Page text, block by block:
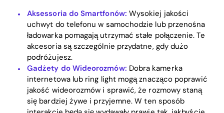
Aksessoria do Smartfonów: Wysokiej jakości
uchwyt do telefonu w samochodzie lub przenośna
ładowarka pomagają utrzymać stałe połączenie. Te
akcesoria są szczególnie przydatne, gdy dużo
podróżujesz.
Gadżety do Wideorozmów: Dobra kamerka
internetowa lub ring light mogą znacząco poprawić
jakość wideorozmów i sprawić, że rozmowy staną
się bardziej żywe i przyjemne. W ten sposób